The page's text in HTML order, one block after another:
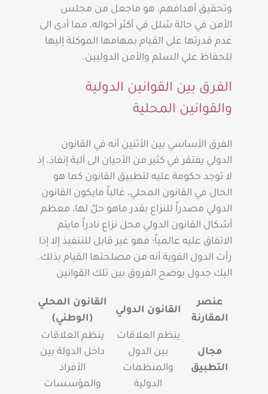
وتحقيق أهدافهم، هو ماجعل من مجلس
الأمن في حالة شلل في أكثر أحواله، مما أدى الى
عدم قدرتها على القيام بمهامها الموكلة إليها
للحفاظ علي السلم والأمن الدوليين.
الفرق بين القوانين الدولية
والقوانين المحلية
الفرق الأساسي بين الأثنين أنه في القانون
الدولي يفتقر في كثير من الأحيان الى آلية إنفاذ، إذ
لا توجد حكومة عليه لتطبيق القانون كما هو
الحال في القانون المحلي، غالباً مايكون القانون
الدولي مصدراً للنزاع بقدر ماهو حلٌ لها، معظم
أشكال القانون الدولي محل نزاع نادراً مايتم
الاتفاق عليه عالمياً؛ فهو غير قابل للتنفيذ إلا إذا
رأت الدول القوية أنه من مصلحتها القيام بذلك.
اليك جدول يوضح الفروق بين تلك القوانين
عنصر
المقارنة
القانون الدولي
القانون المحلي
(الوطني)
مجال
التطبيق
ينظم العلاقات
بين الدول
والمنظمات
الدولية
ينظم العلاقات
داخل الدولة بين
الأفراد
والمؤسسات